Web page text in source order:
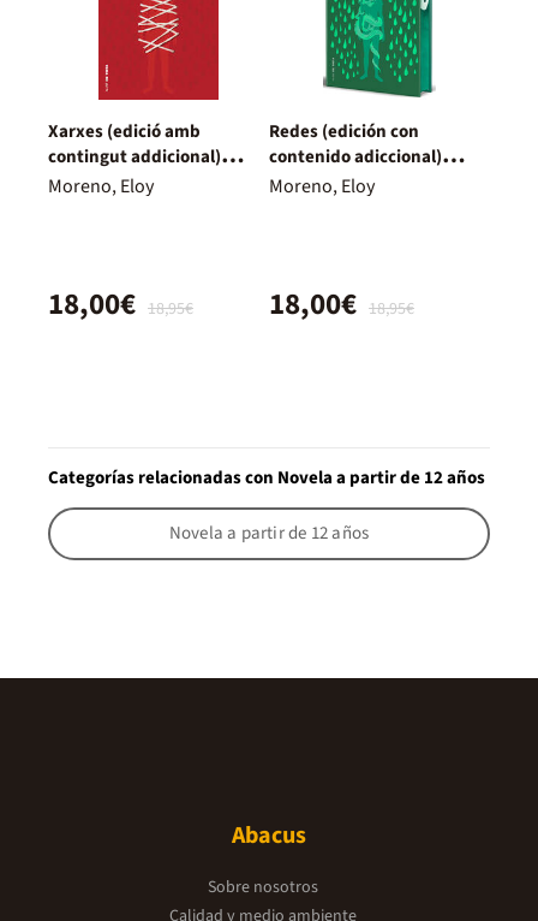
Xarxes (edició amb
contingut addicional)
(Invisible 2)
Moreno, Eloy
18,95€
18,00€
Redes (edición con
contenido adiccional)
(Invisible 2)
Moreno, Eloy
18,95€
18,00€
Categorías relacionadas con Novela a partir de 12 años
Novela a partir de 12 años
Abacus
Sobre nosotros
Calidad y medio ambiente